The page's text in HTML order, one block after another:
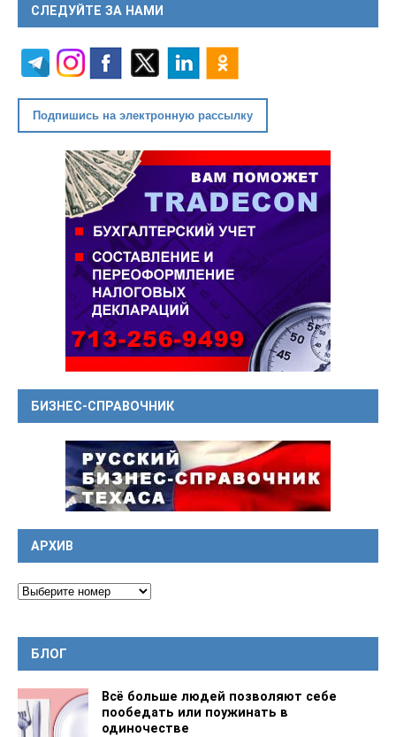
СЛЕДУЙТЕ ЗА НАМИ
Подпишись на электронную рассылку
БИЗНЕС-СПРАВОЧНИК
АРХИВ
БЛОГ
Всё больше людей позволяют себе
пообедать или поужинать в
одиночестве